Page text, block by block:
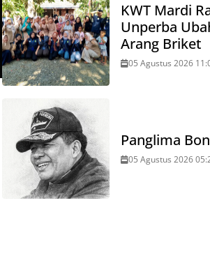
KWT Mardi
Unperba
Arang Briket
05 Agustus 2026
Panglima
05 Agustus 2026